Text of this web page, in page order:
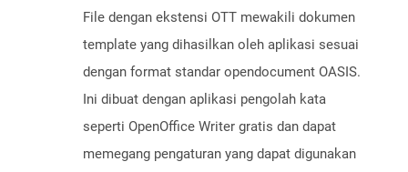
File dengan ekstensi OTT mewakili dokumen
template yang dihasilkan oleh aplikasi sesuai
dengan format standar opendocument OASIS.
Ini dibuat dengan aplikasi pengolah kata
seperti OpenOffice Writer gratis dan dapat
memegang pengaturan yang dapat digunakan